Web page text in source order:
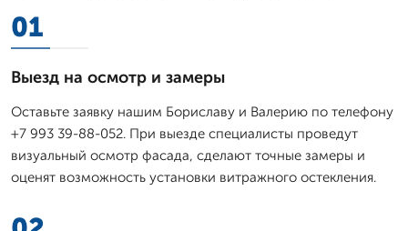
01
Выезд на осмотр и замеры
Оставьте заявку нашим Бориславу и Валерию по телефону
+7 993 39-88-052. При выезде специалисты проведут
визуальный осмотр фасада, сделают точные замеры и
оценят возможность установки витражного остекления.